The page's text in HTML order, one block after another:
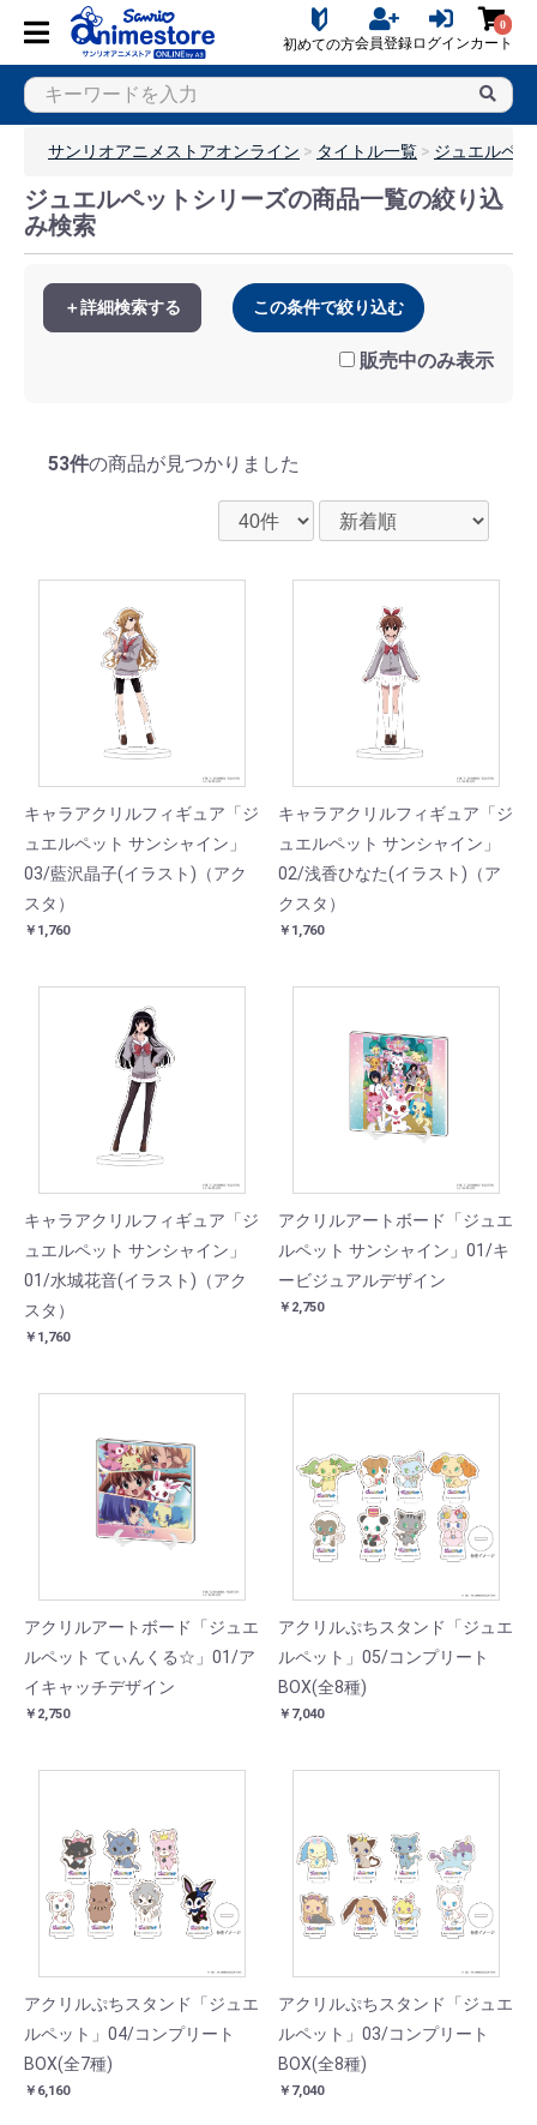
初めての方会員登録ログイン
0
カート
サンリオアニメストアオンライン タイトル一覧 ジュエルペ
ジュエルペットシリーズの商品一覧の絞り込
み検索
＋詳細検索する この条件で絞り込む
販売中のみ表示
53件の商品が見つかりました
キャラアクリルフィギュア「ジ
ュエルペット サンシャイン」
03/藍沢晶子(イラスト)（アク
スタ）
￥1,760
キャラアクリルフィギュア「ジ
ュエルペット サンシャイン」
02/浅香ひなた(イラスト)（ア
クスタ）
￥1,760
キャラアクリルフィギュア「ジ
ュエルペット サンシャイン」
01/水城花音(イラスト)（アク
スタ）
￥1,760
アクリルアートボード「ジュエ
ルペット サンシャイン」01/キ
ービジュアルデザイン
￥2,750
アクリルアートボード「ジュエ
ルペット てぃんくる☆」01/ア
イキャッチデザイン
￥2,750
アクリルぷちスタンド「ジュエ
ルペット」05/コンプリート
BOX(全8種)
￥7,040
アクリルぷちスタンド「ジュエ
ルペット」04/コンプリート
BOX(全7種)
￥6,160
アクリルぷちスタンド「ジュエ
ルペット」03/コンプリート
BOX(全8種)
￥7,040